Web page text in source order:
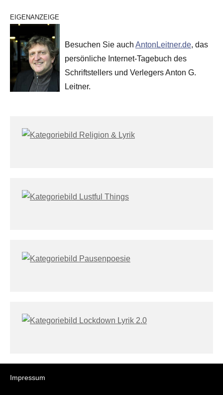
EIGENANZEIGE
Besuchen Sie auch AntonLeitner.de, das
persönliche Internet-Tagebuch des
Schriftstellers und Verlegers Anton G.
Leitner.
Impressum